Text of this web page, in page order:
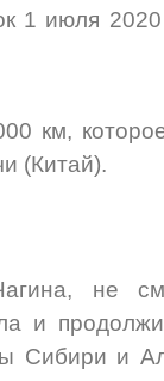
1 июля
км,
(Китай).
не
и
Сибири и